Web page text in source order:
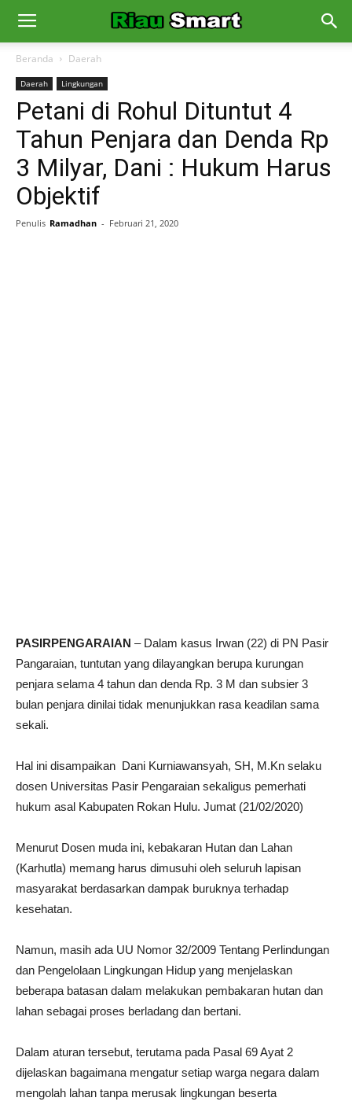
Beranda Daerah
Daerah Lingkungan
Petani di Rohul Dituntut 4
Tahun Penjara dan Denda Rp
3 Milyar, Dani : Hukum Harus
Objektif
Penulis Ramadhan - Februari 21, 2020
PASIRPENGARAIAN – Dalam kasus Irwan (22) di PN Pasir
Pangaraian, tuntutan yang dilayangkan berupa kurungan
penjara selama 4 tahun dan denda Rp. 3 M dan subsier 3
bulan penjara dinilai tidak menunjukkan rasa keadilan sama
sekali.
Hal ini disampaikan Dani Kurniawansyah, SH, M.Kn selaku
dosen Universitas Pasir Pengaraian sekaligus pemerhati
hukum asal Kabupaten Rokan Hulu. Jumat (21/02/2020)
Menurut Dosen muda ini, kebakaran Hutan dan Lahan
(Karhutla) memang harus dimusuhi oleh seluruh lapisan
masyarakat berdasarkan dampak buruknya terhadap
kesehatan.
Namun, masih ada UU Nomor 32/2009 Tentang Perlindungan
dan Pengelolaan Lingkungan Hidup yang menjelaskan
beberapa batasan dalam melakukan pembakaran hutan dan
lahan sebagai proses berladang dan bertani.
Dalam aturan tersebut, terutama pada Pasal 69 Ayat 2
dijelaskan bagaimana mengatur setiap warga negara dalam
mengolah lahan tanpa merusak lingkungan beserta